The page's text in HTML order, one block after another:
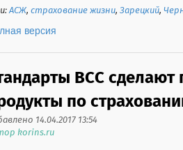
АСЖ,страхование жизни,Зарецкий,
версия
ВСС
по
14.04.2017 13:54
korins.ru